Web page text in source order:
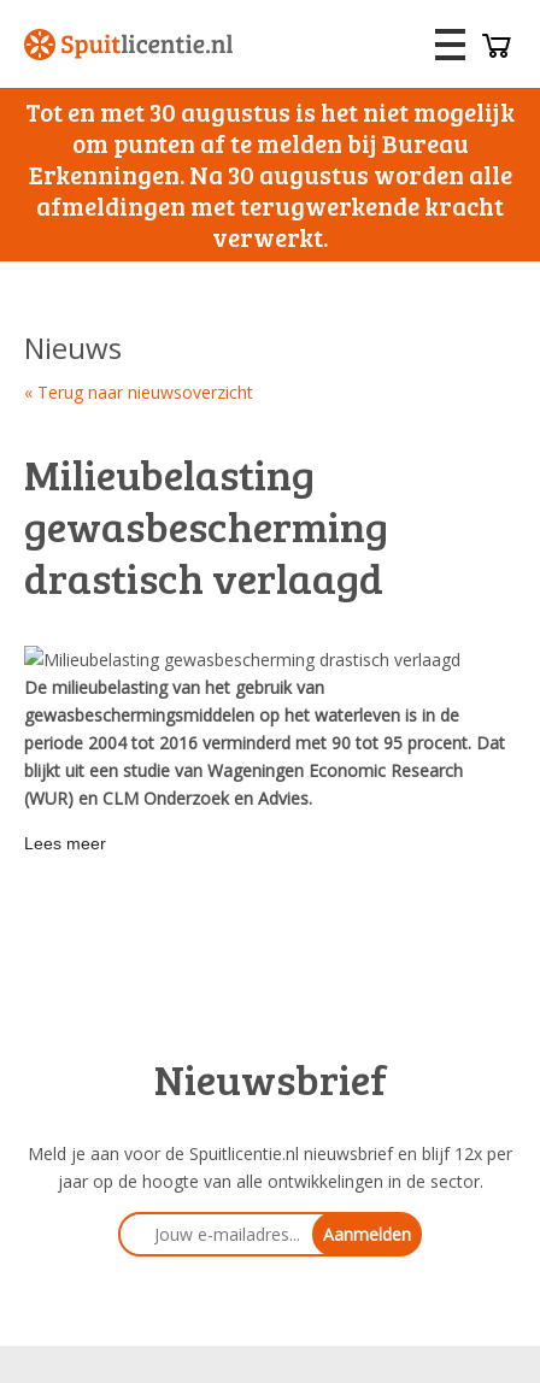
Tot en met 30 augustus is het niet mogelijk
om punten af te melden bij Bureau
Erkenningen. Na 30 augustus worden alle
afmeldingen met terugwerkende kracht
verwerkt.
Nieuws
« Terug naar nieuwsoverzicht
Milieubelasting
gewasbescherming
drastisch verlaagd
De milieubelasting van het gebruik van
gewasbeschermingsmiddelen op het waterleven is in de
periode 2004 tot 2016 verminderd met 90 tot 95 procent. Dat
blijkt uit een studie van Wageningen Economic Research
(WUR) en CLM Onderzoek en Advies.
Lees meer
Nieuwsbrief
Meld je aan voor de Spuitlicentie.nl nieuwsbrief en blijf 12x per
jaar op de hoogte van alle ontwikkelingen in de sector.
Aanmelden